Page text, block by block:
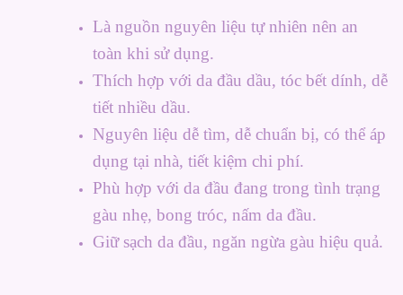
Là nguồn nguyên liệu tự nhiên nên an
toàn khi sử dụng.
Thích hợp với da đầu dầu, tóc bết dính, dễ
tiết nhiều dầu.
Nguyên liệu dễ tìm, dễ chuẩn bị, có thể áp
dụng tại nhà, tiết kiệm chi phí.
Phù hợp với da đầu đang trong tình trạng
gàu nhẹ, bong tróc, nấm da đầu.
Giữ sạch da đầu, ngăn ngừa gàu hiệu quả.